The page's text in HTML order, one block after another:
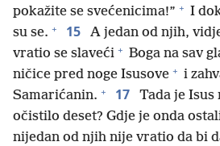
pokažite se svećenicima!” + I
su se. + 15
A jedan od njih,
vratio se slaveći + Boga na sav
ničice pred noge Isusove + i
Samarićanin. + 17
Tada je Isus
očistilo deset? Gdje je onda
nijedan od njih nije vratio da bi